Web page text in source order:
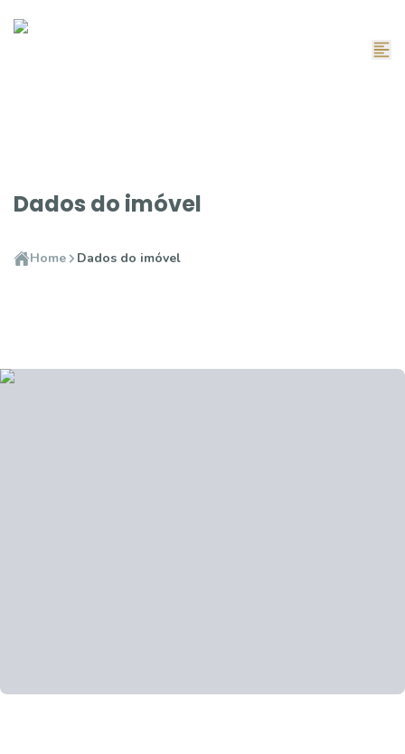
Dados do imóvel
Home Dados do imóvel